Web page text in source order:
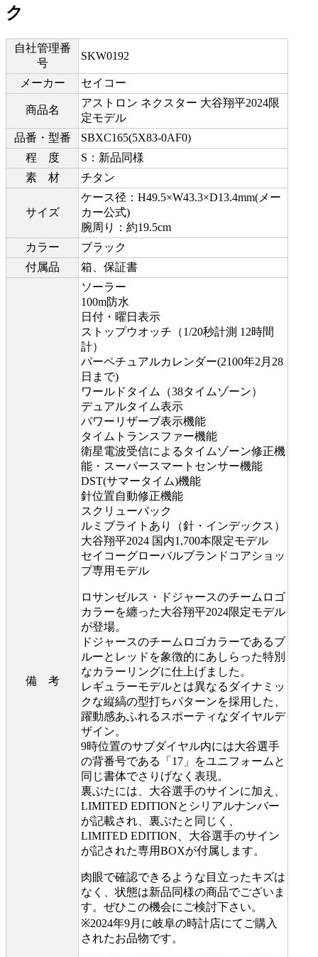
ク
自社管理番
号
SKW0192
メーカー セイコー
商品名
アストロン ネクスター 大谷翔平2024限
定モデル
品番・型番
SBXC165(5X83-0AF0)
程 度
S：新品同様
素 材
チタン
サイズ
ケース径：H49.5×W43.3×D13.4mm(メー
カー公式)
腕周り：約19.5cm
カラー
ブラック
付属品
箱、保証書
備 考
ソーラー
100m防水
日付・曜日表示
ストップウオッチ（1/20秒計測 12時間
計）
パーペチュアルカレンダー(2100年2月28
日まで)
ワールドタイム（38タイムゾーン）
デュアルタイム表示
パワーリザーブ表示機能
タイムトランスファー機能
衛星電波受信によるタイムゾーン修正機
能・スーパースマートセンサー機能
DST(サマータイム)機能
針位置自動修正機能
スクリューバック
ルミブライトあり（針・インデックス）
大谷翔平2024 国内1,700本限定モデル
セイコーグローバルブランドコアショッ
プ専用モデル
ロサンゼルス・ドジャースのチームロゴ
カラーを纏った大谷翔平2024限定モデル
が登場。
ドジャースのチームロゴカラーであるブ
ルーとレッドを象徴的にあしらった特別
なカラーリングに仕上げました。
レギュラーモデルとは異なるダイナミッ
クな縦縞の型打ちパターンを採用した、
躍動感あふれるスポーティなダイヤルデ
ザイン。
9時位置のサブダイヤル内には大谷選手
の背番号である「17」をユニフォームと
同じ書体でさりげなく表現。
裏ぶたには、大谷選手のサインに加え、
LIMITED EDITIONとシリアルナンバー
が記載され、裏ぶたと同じく、
LIMITED EDITION、大谷選手のサイン
が記された専用BOXが付属します。
肉眼で確認できるような目立ったキズは
なく、状態は新品同様の商品でございま
す。ぜひこの機会にご検討下さい。
※2024年9月に岐阜の時計店にてご購入
されたお品物です。